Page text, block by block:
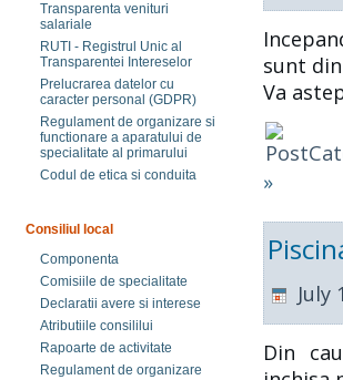
Transparenta venituri
salariale
RUTI - Registrul Unic al
Transparentei Intereselor
Prelucrarea datelor cu
caracter personal (GDPR)
Regulament de organizare si
functionare a aparatului de
specialitate al primarului
Codul de etica si conduita
Consiliul local
Componenta
Comisiile de specialitate
Declaratii avere si interese
Atributiile consililui
Rapoarte de activitate
Regulament de organizare
sunt
Va
»
July
Din